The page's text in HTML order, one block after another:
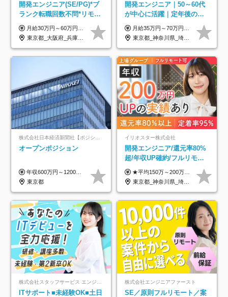
開発エンジニア(SE/PG)*ブ
ランク転職回数不問*リモー
ト案件多数*残業ほぼ0*通院
のための半休制度あり
月給30万円～60万円+住宅手当+職能手当+役職手当+決算賞与+報奨金 ※経験・能力を考慮し、優遇します ※給与には20時間分のみなし時間外手当(3万7000円以上)を含みます(超過時間分は別途追加支給) ※試用期間3～6ヵ月あり(その間の給与、待遇に差異なし) ※場合によって契約社員での採用の可能性あり(面接時に応相談)
東京都_大阪府_兵庫県_京都府_福岡県
開発エンジニア｜50～60代
が中心に活躍｜定年後の給
与減ナシ｜年収50万円アッ
プ実績／昇給率92％（直近3
年）
月給35万円～70万円（固定残業代30時間分63,869円～を含む）+賞与年1回 ※30時間を超える分は別途支給します ●これまでのご経験・スキル・前職給与をできる限り考慮します ●待機期間も給与を100％支給します ●試用期間中も給与や福利厚生は同じです ≪年収を維持しながら長く働けます！≫ 一般的な企業では55歳や60歳を機に年収が下がりますが、 当社は役職などではなく「スキルや経験」で評価。 エンジニアとして長く働きながら あなたにふさわしい年収を維持できます！
東京都_神奈川県_埼玉県_千葉県
株式会社日本経済新聞社【ポジションマッチ登録】
オープンポジション
年収600万円～1200万円 ※上記年収は、想定年収です。住居費補助、子手当などの各種手当を含む金額です。 ※経験・能力等を考慮の上、当社規定により決定します。
東京都
イリオスター株式会社
開発エンジニア/還元率80%
超/年収UP確約/フルリモ
OK/年休130日/平均残業7h/
約2万件の案件から選択
★平均150万～200万円年収UPを実現！ ★前職給与を100％保証！ ★案件内容の開示・明確な評価体制あり ⇒クライアント評価で即昇給を実現したケースも◎ ★年12回（毎月昇給チャンスあり） ■月給35万円～103万円 ※経験・能力・前職給与を考慮し、決定 ※上記給与には月30時間分(6万6500円以上)の固定残業代が含まれます。超過分は手当として別途支給します ※試用期間3ヶ月あり(期間中の給与・待遇面に差異はありません) ▼収入アップの実例をご紹介 ───────────── ★働き方改革をした30代男性（PG） 子どもが生まれたばかりなのに、忙しい現場で残業も月50～60時間が当たり前。 ⇒残業ほぼゼロ＆週3リモートの働き方に！しかも給与もアップ！ ★収入アップした30代男性（PM） 子供が3人いて家計も苦しく、残業代で稼ぐ日々… ⇒残業をたくさんしていた年収額より、100万円以上アップしました！
東京都_神奈川県_埼玉県_千葉県_大阪府_愛知県_北海道_青森県_岩手県_宮城県_秋田県_山形県_福島県_茨城県_栃木県_群馬県_新潟県_山梨県_長野県_富山県_石川県_福井県_静岡県_岐阜県_三重県_兵庫県_京都府_滋賀県_奈良県_和歌山県_広島県_岡山県_鳥取県_島根県_山口県_徳島県_香川県_愛媛県_高知県_福岡県_熊本県_佐賀県_長崎県_大分県_宮崎県_鹿児島県_沖縄県
ITサポート■未経験OK■土日
株式会社エンジニアファースト
SE／原則フルリモート／案